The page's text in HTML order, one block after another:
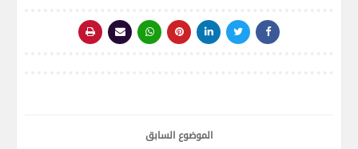
الموضوع السابق